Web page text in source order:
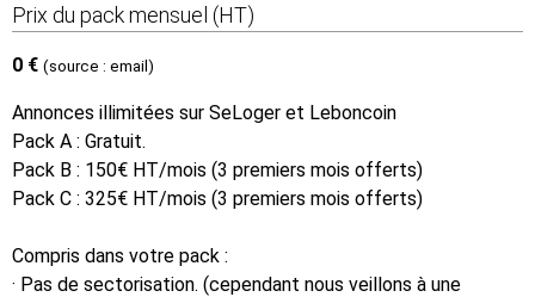
Prix du pack mensuel (HT)
0 € (source : email)
Annonces illimitées sur SeLoger et Leboncoin
Pack A : Gratuit.
Pack B : 150€ HT/mois (3 premiers mois offerts)
Pack C : 325€ HT/mois (3 premiers mois offerts)
Compris dans votre pack :
· Pas de sectorisation. (cependant nous veillons à une